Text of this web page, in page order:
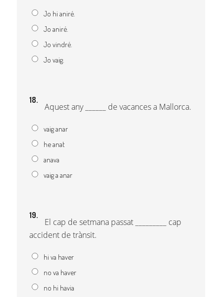
Jo hi aniré.
Jo aniré.
Jo vindré.
Jo vaig.
18.
Aquest any ______ de vacances a Mallorca.
vaig anar
he anat
anava
vaig a anar
19.
El cap de setmana passat _________ cap
accident de trànsit.
hi va haver
no va haver
no hi havia